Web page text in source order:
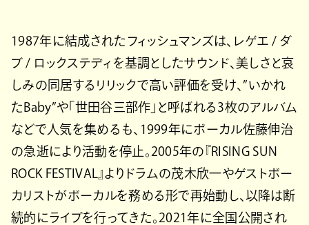
1987年に結成されたフィッシュマンズは、レゲエ / ダ
ブ / ロックステディを基調としたサウンド、美しさと哀
しみの同居するリリックで高い評価を受け、”いかれ
たBaby”や「世田谷三部作」と呼ばれる3枚のアルバム
などで人気を集めるも、1999年にボーカル佐藤伸治
の急逝により活動を停止。2005年の『RISING SUN
ROCK FESTIVAL』よりドラムの茂木欣一やゲストボー
カリストがボーカルを務める形で再始動し、以降は断
続的にライブを行ってきた。2021年に全国公開され